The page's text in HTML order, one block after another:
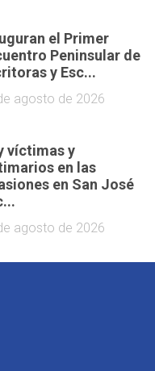
el Primer
Peninsular de
y Esc...
agosto de 2026
víctimas y
en las
en San José
agosto de 2026